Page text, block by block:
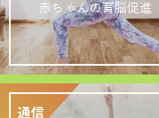
赤ちゃんの育脳促進